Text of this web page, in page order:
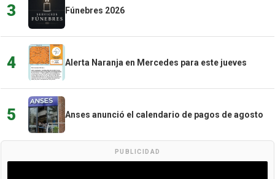
3 Fúnebres 2026
4 Alerta Naranja en Mercedes para este jueves
5 Anses anunció el calendario de pagos de agosto
PUBLICIDAD